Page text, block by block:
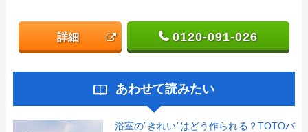
詳細 0120-091-026
あわせて読みたい
浴室の”きれい”はどう作られる？TOTOバ